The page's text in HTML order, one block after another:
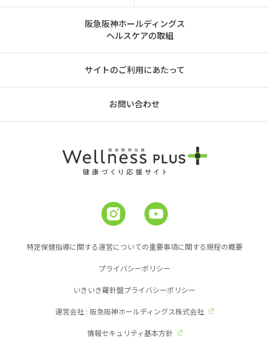
阪急阪神ホールディングス
ヘルスケアの取組
サイトのご利用にあたって
お問い合わせ
特定保健指導に関する運営についての重要事項に関する規程の概要
プライバシーポリシー
いきいき羅針盤プライバシーポリシー
運営会社 : 阪急阪神ホールディングス株式会社
情報セキュリティ基本方針